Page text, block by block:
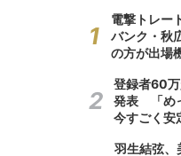
電撃トレー
バンク・秋
の方が出場
登録者60
発表 「め
今すごく安
羽生結弦、